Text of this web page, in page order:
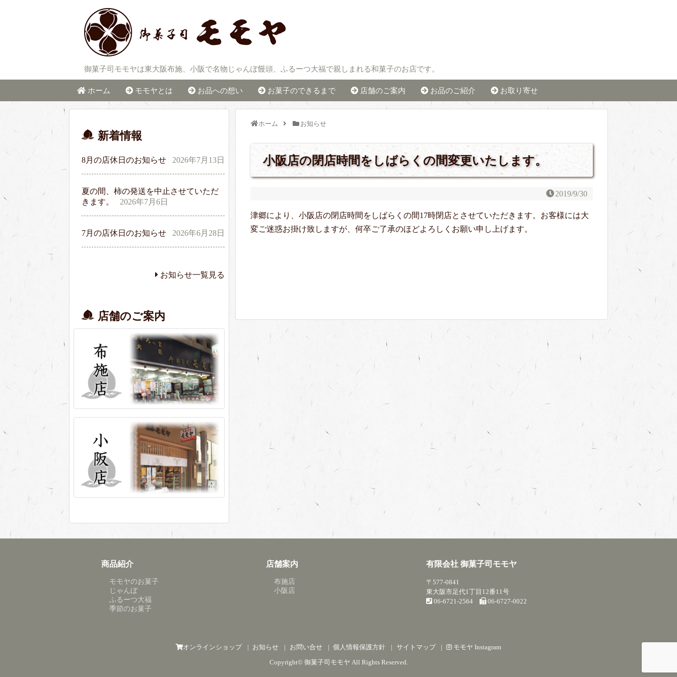
御菓子司モモヤは東大阪布施、小阪で名物じゃんぽ饅頭、ふるーつ大福で親しまれる和菓子のお店です。
ホーム モモヤとは お品への想い お菓子のできるまで 店舗のご案内 お品のご紹介 お取り寄せ
ホーム お知らせ
小阪店の閉店時間をしばらくの間変更いたします。
2019/9/30
津郷により、小阪店の閉店時間をしばらくの間17時閉店とさせていただきます。お客様には大
変ご迷惑お掛け致しますが、何卒ご了承のほどよろしくお願い申し上げます。
新着情報
8月の店休日のお知らせ 2026年7月13日
夏の間、柿の発送を中止させていただ
きます。
2026年7月6日
7月の店休日のお知らせ 2026年6月28日
お知らせ一覧見る
店舗のご案内
商品紹介
モモヤのお菓子
じゃんぼ
ふるーつ大福
季節のお菓子
店舗案内
布施店
小阪店
有限会社 御菓子司モモヤ
〒577-0841
東大阪市足代1丁目12番11号
06-6721-2564
06-6727-0022
オンラインショップ お知らせ お問い合せ 個人情報保護方針 サイトマップ モモヤ Instagram
Copyright© 御菓子司モモヤ All Rights Reserved.